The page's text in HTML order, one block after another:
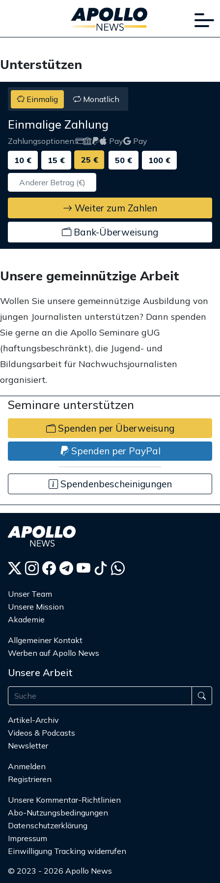
Unterstützen
Einmalig Monatlich
Einmalige Zahlung
Zahlungsoptionen: Pay
Pay
10 €
15 € 25 € 50 € 100 €
Weiter zum Zahlen
Bank-Überweisung
Unsere gemeinnützige Arbeit
Wollen Sie unsere gemeinnützige Ausbildung von
jungen Journalisten unterstützen? Dann spenden
Sie gerne an die Apollo Seminare gUG
(haftungsbeschränkt), die Jugend- und
Bildungsarbeit für Nachwuchsjournalisten
organisiert.
Seminare unterstützen
Spenden per Überweisung
Spenden per PayPal
Spendenbescheinigungen
Unser Team
Unsere Mission
Akademie
Allgemeiner Kontakt
Werben auf Apollo News
Unsere Arbeit
Artikel-Archiv
Videos & Podcasts
Newsletter
Anmelden
Registrieren
Unsere Kommentar-Richtlinien
Abo-Nutzungsbedingungen
Datenschutzerklärung
Impressum
Einwilligung Tracking widerrufen
© 2023 - 2026 Apollo News